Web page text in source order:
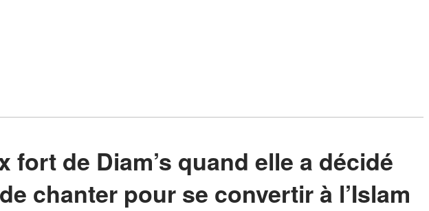
chanter pour se convertir à l’Islam